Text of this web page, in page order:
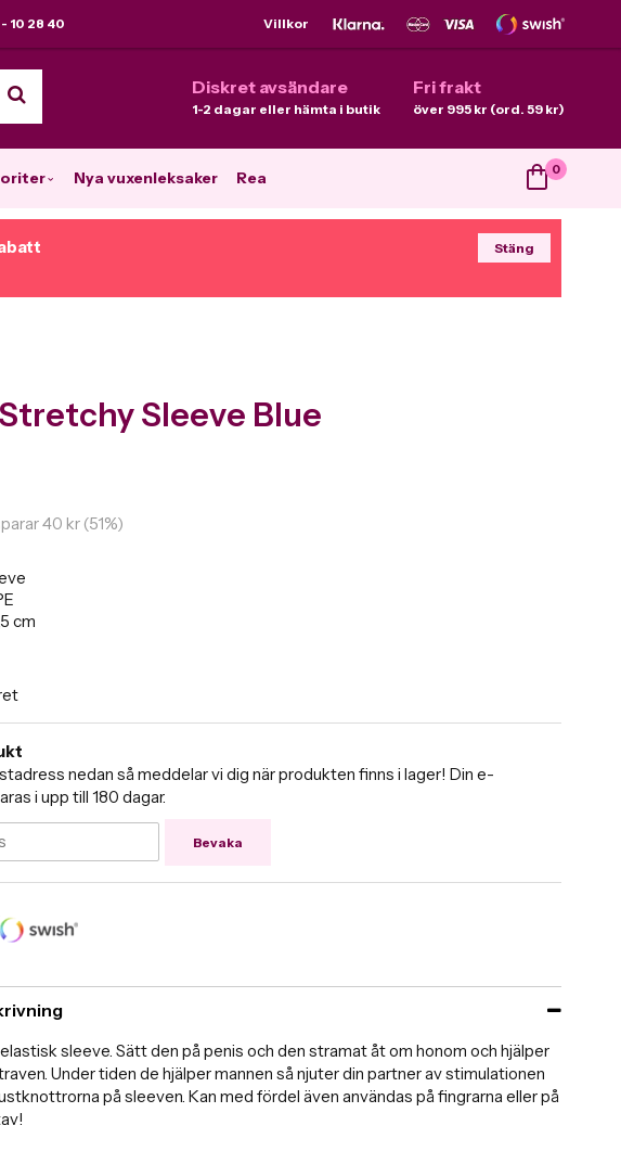
Villkor
10 28 40
Diskret avsändare
1-2 dagar eller hämta i butik
Fri frakt
över 995 kr (ord. 59 kr)
Nya vuxenleksaker Rea 0
Stäng
Sleeve Blue
40 kr (51%)
cm
nedan så meddelar vi dig när produkten finns i lager! Din e-
i upp till 180 dagar.
Bevaka
sleeve. Sätt den på penis och den stramat åt om honom och hjälper
Under tiden de hjälper mannen så njuter din partner av stimulationen
på sleeven. Kan med fördel även användas på fingrarna eller på